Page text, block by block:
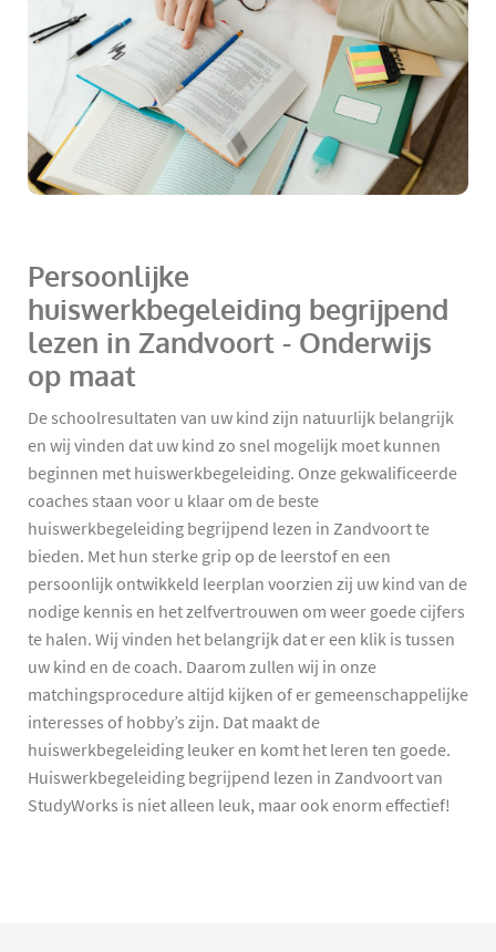
Persoonlijke
huiswerkbegeleiding begrijpend
lezen in Zandvoort - Onderwijs
op maat
De schoolresultaten van uw kind zijn natuurlijk belangrijk
en wij vinden dat uw kind zo snel mogelijk moet kunnen
beginnen met huiswerkbegeleiding. Onze gekwalificeerde
coaches staan voor u klaar om de beste
huiswerkbegeleiding begrijpend lezen in Zandvoort te
bieden. Met hun sterke grip op de leerstof en een
persoonlijk ontwikkeld leerplan voorzien zij uw kind van de
nodige kennis en het zelfvertrouwen om weer goede cijfers
te halen. Wij vinden het belangrijk dat er een klik is tussen
uw kind en de coach. Daarom zullen wij in onze
matchingsprocedure altijd kijken of er gemeenschappelijke
interesses of hobby’s zijn. Dat maakt de
huiswerkbegeleiding leuker en komt het leren ten goede.
Huiswerkbegeleiding begrijpend lezen in Zandvoort van
StudyWorks is niet alleen leuk, maar ook enorm effectief!